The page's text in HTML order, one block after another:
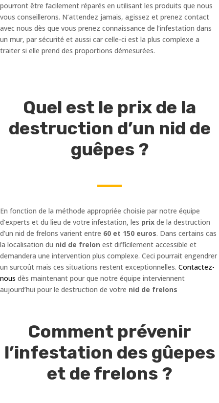
pourront être facilement réparés en utilisant les produits que nous
vous conseillerons. N’attendez jamais, agissez et prenez contact
avec nous dès que vous prenez connaissance de l’infestation dans
un mur, par sécurité et aussi car celle-ci est la plus complexe a
traiter si elle prend des proportions démesurées.
Quel est le prix de la
destruction d’un nid de
guêpes ?
En fonction de la méthode appropriée choisie par notre équipe
d’experts et du lieu de votre infestation, les prix de la destruction
d’un nid de frelons varient entre 60 et 150 euros. Dans certains cas
la localisation du nid de frelon est difficilement accessible et
demandera une intervention plus complexe. Ceci pourrait engendrer
un surcoût mais ces situations restent exceptionnelles. Contactez-
nous dès maintenant pour que notre équipe interviennent
aujourd’hui pour le destruction de votre nid de frelons
Comment prévenir
l’infestation des gûepes
et de frelons ?